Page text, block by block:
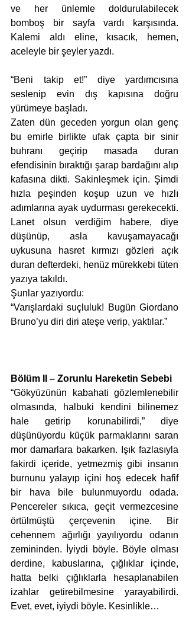
ve her ünlemle doldurulabilecek
bomboş bir sayfa vardı karşısında.
Kalemi aldı eline, kısacık, hemen,
aceleyle bir şeyler yazdı.
“Beni takip et!” diye yardımcısına
seslenip evin dış kapısına doğru
yürümeye başladı.
Zaten dün geceden yorgun olan genç
bu emirle birlikte ufak çapta bir sinir
buhranı geçirip masada duran
efendisinin bıraktığı şarap bardağını alıp
kafasına dikti. Sakinleşmek için. Şimdi
hızla peşinden koşup uzun ve hızlı
adımlarına ayak uydurması gerekecekti.
Lanet olsun verdiğim habere, diye
düşünüp, asla kavuşamayacağı
uykusuna hasret kırmızı gözleri açık
duran defterdeki, henüz mürekkebi tüten
yazıya takıldı.
Şunlar yazıyordu:
“Varışlardaki suçluluk! Bugün Giordano
Bruno’yu diri diri ateşe verip, yaktılar.”
Bölüm II – Zorunlu Hareketin Sebebi
“Gökyüzünün kabahati gözlemlenebilir
olmasında, halbuki kendini bilinemez
hale getirip korunabilirdi,” diye
düşünüyordu küçük parmaklarını saran
mor damarlara bakarken. Işık fazlasıyla
fakirdi içeride, yetmezmiş gibi insanın
burnunu yalayıp içini hoş edecek hafif
bir hava bile bulunmuyordu odada.
Pencereler sıkıca, geçit vermezcesine
örtülmüştü çerçevenin içine. Bir
cehennem ağırlığı yayılıyordu odanın
zemininden. İyiydi böyle. Böyle olması
derdine, kabuslarına, çığlıklar içinde,
hatta belki çığlıklarla hesaplanabilen
izahlar getirebilmesine yarayabilirdi.
Evet, evet, iyiydi böyle. Kesinlikle…